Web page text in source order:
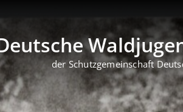
der Schutzgemeinschaft